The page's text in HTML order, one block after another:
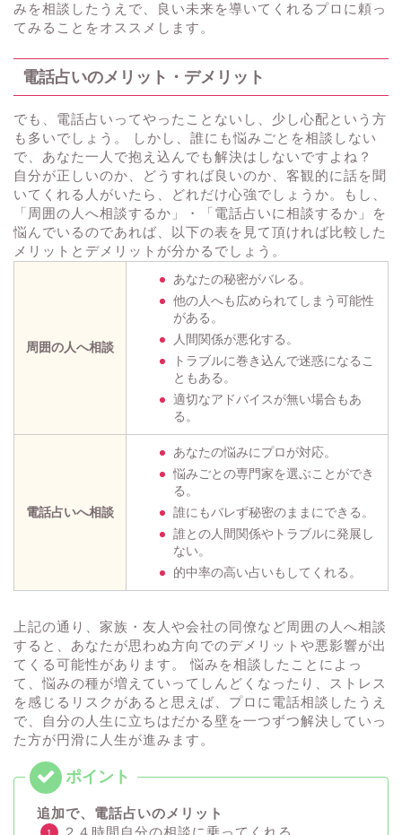
みを相談したうえで、良い未来を導いてくれるプロに頼っ
てみることをオススメします。
電話占いのメリット・デメリット
でも、電話占いってやったことないし、少し心配という方
も多いでしょう。 しかし、誰にも悩みごとを相談しない
で、あなた一人で抱え込んでも解決はしないですよね？
自分が正しいのか、どうすれば良いのか、客観的に話を聞
いてくれる人がいたら、どれだけ心強でしょうか。もし、
「周囲の人へ相談するか」・「電話占いに相談するか」を
悩んでいるのであれば、以下の表を見て頂ければ比較した
メリットとデメリットが分かるでしょう。
周囲の人へ相談
あなたの秘密がバレる。
他の人へも広められてしまう可能性
がある。
人間関係が悪化する。
トラブルに巻き込んで迷惑になるこ
ともある。
適切なアドバイスが無い場合もあ
る。
電話占いへ相談
あなたの悩みにプロが対応。
悩みごとの専門家を選ぶことができ
る。
誰にもバレず秘密のままにできる。
誰との人間関係やトラブルに発展し
ない。
的中率の高い占いもしてくれる。
上記の通り、家族・友人や会社の同僚など周囲の人へ相談
すると、あなたが思わぬ方向でのデメリットや悪影響が出
てくる可能性があります。 悩みを相談したことによっ
て、悩みの種が増えていってしんどくなったり、ストレス
を感じるリスクがあると思えば、プロに電話相談したうえ
で、自分の人生に立ちはだかる壁を一つずつ解決していっ
た方が円滑に人生が進みます。
追加で、電話占いのメリット
２４時間自分の相談に乗ってくれる。